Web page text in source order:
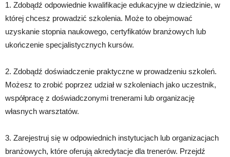
1. Zdobądź odpowiednie kwalifikacje edukacyjne w dziedzinie, w
której chcesz prowadzić szkolenia. Może to obejmować
uzyskanie stopnia naukowego, certyfikatów branżowych lub
ukończenie specjalistycznych kursów.
2. Zdobądź doświadczenie praktyczne w prowadzeniu szkoleń.
Możesz to zrobić poprzez udział w szkoleniach jako uczestnik,
współpracę z doświadczonymi trenerami lub organizację
własnych warsztatów.
3. Zarejestruj się w odpowiednich instytucjach lub organizacjach
branżowych, które oferują akredytacje dla trenerów. Przejdź